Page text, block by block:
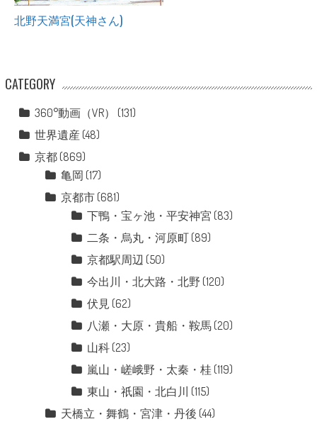
北野天満宮(天神さん)
CATEGORY
360°動画（VR）
(131)
世界遺産 (48)
京都(869)
亀岡 (17)
京都市(681)
下鴨・宝ヶ池・平安神宮 (83)
二条・烏丸・河原町(89)
京都駅周辺 (50)
今出川・北大路・北野 (120)
伏見 (62)
八瀬・大原・貴船・鞍馬(20)
山科(23)
嵐山・嵯峨野・太秦・桂 (119)
東山・祇園・北白川 (115)
天橋立・舞鶴・宮津・丹後 (44)